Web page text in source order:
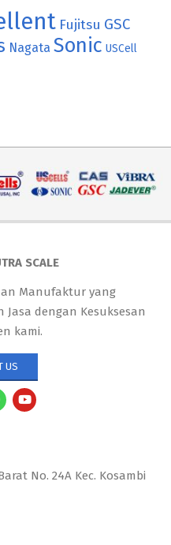
Fujitsu GSC
Nagata Sonic USCell
SCALE
Manufaktur yang
dengan Kesuksesan
kami.
US
No. 24A Kec. Kosambi